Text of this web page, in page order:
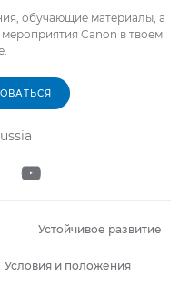
обучающие материалы, а
Canon в твоем

Устойчивое развитие
Условия и положения